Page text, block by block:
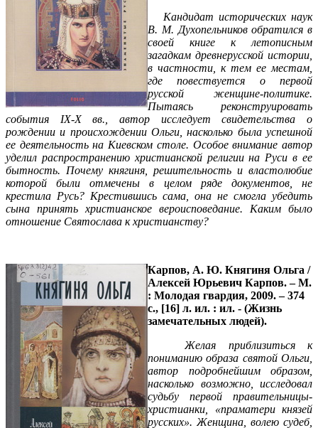
Кандидат исторических наук
В. М. Духопельников обратился в
своей книге к летописным
загадкам древнерусской истории,
в частности, к тем ее местам,
где повествуется о первой
русской женщине-политике.
Пытаясь реконструировать
события IX-Х вв., автор исследует свидетельства о
рождении и происхождении Ольги, насколько была успешной
ее деятельность на Киевском столе. Особое внимание автор
уделил распространению христианской религии на Руси в ее
бытность. Почему княгиня, решительность и властолюбие
которой были отмечены в целом ряде документов, не
крестила Русь? Крестившись сама, она не смогла убедить
сына принять христианское вероисповедание. Каким было
отношение Святослава к христианству?
Карпов, А. Ю. Княгиня Ольга /
Алексей Юрьевич Карпов. – М.
: Молодая гвардия, 2009. – 374
с., [16] л. ил. : ил. - (Жизнь
замечательных людей).
Желая приблизиться к
пониманию образа святой Ольги,
автор подробнейшим образом,
насколько возможно, исследовал
судьбу первой правительницы-
христианки, «праматери князей
русских». Женщина, волею судеб,